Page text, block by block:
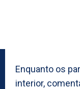
Enquanto os
interior,